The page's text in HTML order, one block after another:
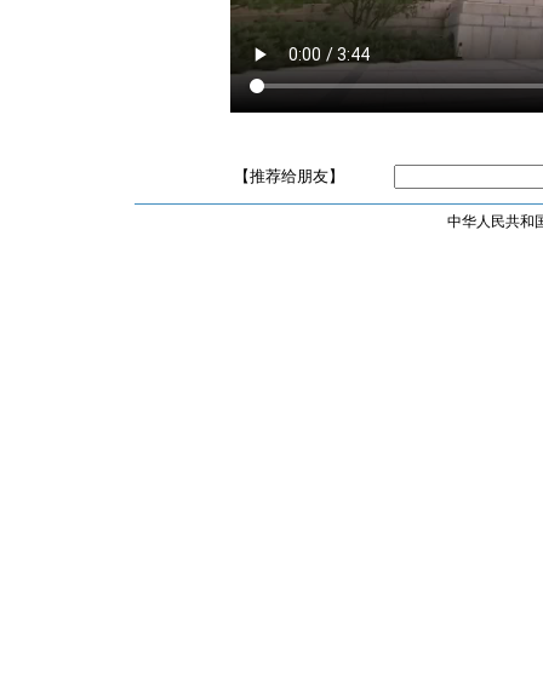
【推荐给朋友】
中华人民共和